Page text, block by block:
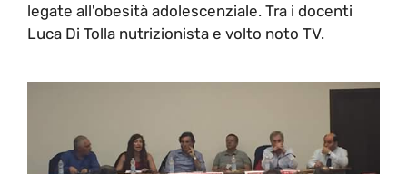
legate all'obesità adolescenziale. Tra i docenti
Luca Di Tolla nutrizionista e volto noto TV.